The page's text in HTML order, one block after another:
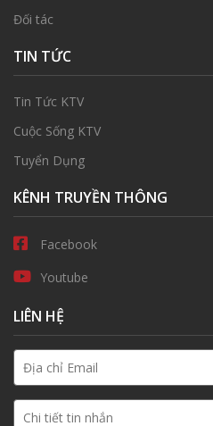
Đối tác
TIN TỨC
Tin Tức KTV
Cuộc Sống KTV
Tuyển Dụng
KÊNH TRUYỀN THÔNG
Facebook
Youtube
LIÊN HỆ